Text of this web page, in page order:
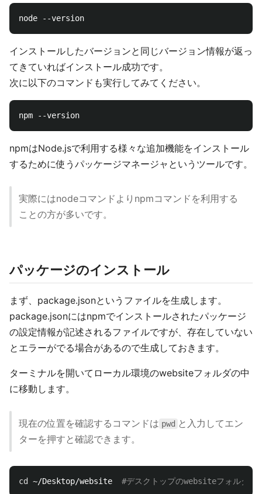
インストールしたバージョンと同じバージョン情報が返っ
てきていればインストール成功です。
次に以下のコマンドも実行してみてください。
npmはNode.jsで利用する様々な追加機能をインストール
するために使うパッケージマネージャというツールです。
実際にはnodeコマンドよりnpmコマンドを利用する
ことの方が多いです。
パッケージのインストール
まず、package.jsonというファイルを生成します。
package.jsonにはnpmでインストールされたパッケージ
の設定情報が記述されるファイルですが、存在していない
とエラーがでる場合があるので生成しておきます。
ターミナルを開いてローカル環境のwebsiteフォルダの中
に移動します。
現在の位置を確認するコマンドは pwd と入力してエン
ターを押すと確認できます。
cd ~/Desktop/website #デスクトップのwebsiteフォルダに